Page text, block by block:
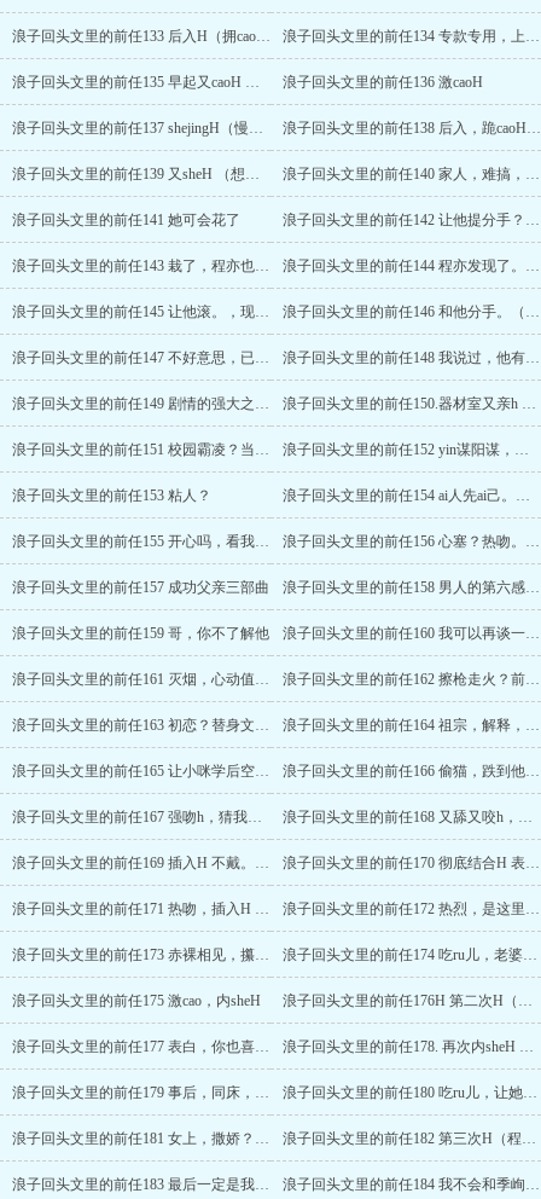
浪子回头文里的前任133 后入H（拥cao，咬她，怎么这么可ai） 浪子回头文里的前任134 专款专用，上药h， 过夜
浪子回头文里的前任135 早起又caoH （蹭喷） 浪子回头文里的前任136 激caoH
浪子回头文里的前任137 shejingH（慢不了） 浪子回头文里的前任138 后入，跪caoH （接电话也要cao）
浪子回头文里的前任139 又sheH （想彻底转正） 浪子回头文里的前任140 家人，难搞，会些拳脚
浪子回头文里的前任141 她可会花了 浪子回头文里的前任142 让他提分手？（在家乖一点）
浪子回头文里的前任143 栽了，程亦也在。 浪子回头文里的前任144 程亦发现了。山雨欲来。
浪子回头文里的前任145 让他滚。，现在能管了吗 （程亦h） 浪子回头文里的前任146 和他分手。（程亦）
浪子回头文里的前任147 不好意思，已辜负。 浪子回头文里的前任148 我说过，他有的我也要有。（程亦）
浪子回头文里的前任149 剧情的强大之处，男女主说话了。 浪子回头文里的前任150.器材室又亲h （都你玩了我玩什么）
浪子回头文里的前任151 校园霸凌？当还俞思可人情 浪子回头文里的前任152 yin谋阳谋，让他戒烟。
浪子回头文里的前任153 粘人？ 浪子回头文里的前任154 ai人先ai己。男女主结识的经典桥段
浪子回头文里的前任155 开心吗，看我被你耍得团团转 浪子回头文里的前任156 心塞？热吻。我爸
浪子回头文里的前任157 成功父亲三部曲 浪子回头文里的前任158 男人的第六感。程亦生病了？
浪子回头文里的前任159 哥，你不了解他 浪子回头文里的前任160 我可以再谈一个吗？腿打断。
浪子回头文里的前任161 灭烟，心动值还是没变 浪子回头文里的前任162 擦枪走火？前女友，之一
浪子回头文里的前任163 初恋？替身文学？ 浪子回头文里的前任164 祖宗，解释，教育。
浪子回头文里的前任165 让小咪学后空翻 （程亦） 浪子回头文里的前任166 偷猫，跌到他身上（程亦）
浪子回头文里的前任167 强吻h，猜我放你离开的概率是多少（程亦） 浪子回头文里的前任168 又舔又咬h，怎么了，老婆 （程亦）
浪子回头文里的前任169 插入H 不戴。 （程亦） 浪子回头文里的前任170 彻底结合H 表白，做了手术 （程亦）
浪子回头文里的前任171 热吻，插入H （程亦） 浪子回头文里的前任172 热烈，是这里吗？H （程亦）
浪子回头文里的前任173 赤裸相见，攥住小半H （程亦） 浪子回头文里的前任174 吃ru儿，老婆H（程亦
浪子回头文里的前任175 激cao，内sheH 浪子回头文里的前任176H 第二次H（程亦）
浪子回头文里的前任177 表白，你也喜欢我H （程亦） 浪子回头文里的前任178. 再次内sheH （程亦）
浪子回头文里的前任179 事后，同床，坏咪？H （程亦） 浪子回头文里的前任180 吃ru儿，让她主动？H（程亦）
浪子回头文里的前任181 女上，撒娇？H（程亦） 浪子回头文里的前任182 第三次H（程亦）
浪子回头文里的前任183 最后一定是我H （程亦） 浪子回头文里的前任184 我不会和季峋分手！